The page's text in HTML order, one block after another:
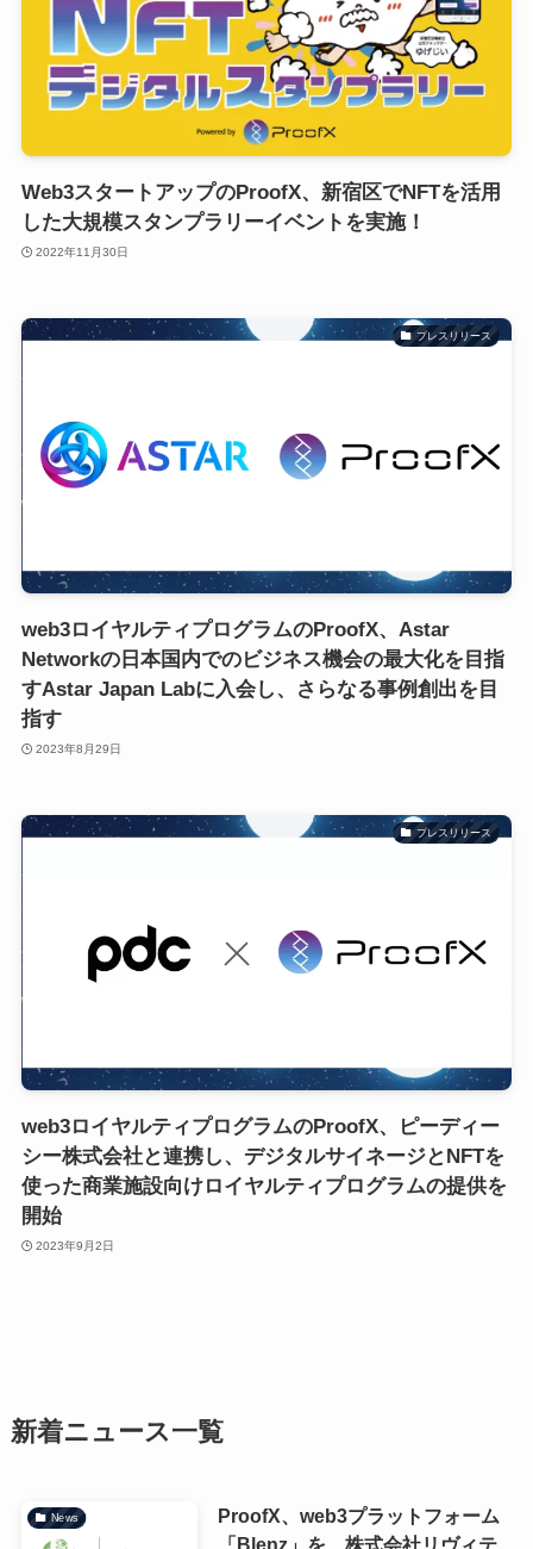
Web3スタートアップのProofX、新宿区でNFTを活用
した大規模スタンプラリーイベントを実施！
2022年11月30日
プレスリリース
web3ロイヤルティプログラムのProofX、Astar
Networkの日本国内でのビジネス機会の最大化を目指
すAstar Japan Labに入会し、さらなる事例創出を目
指す
2023年8月29日
プレスリリース
web3ロイヤルティプログラムのProofX、ピーディー
シー株式会社と連携し、デジタルサイネージとNFTを
使った商業施設向けロイヤルティプログラムの提供を
開始
2023年9月2日
新着ニュース一覧
News
ProofX、web3プラットフォーム
「Blenz」を、株式会社リヴィテ